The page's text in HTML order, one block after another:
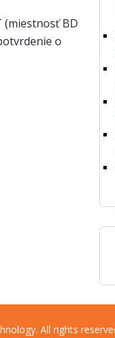
(miestnosť BD
o
All rights